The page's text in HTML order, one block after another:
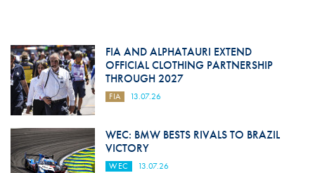
FIA AND ALPHATAURI EXTEND
OFFICIAL CLOTHING PARTNERSHIP
THROUGH 2027
FIA 13.07.26
WEC: BMW BESTS RIVALS TO BRAZIL
VICTORY
WEC 13.07.26